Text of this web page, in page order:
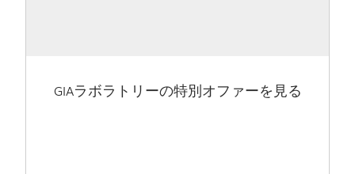
GIAラボラトリーの特別オファーを見る